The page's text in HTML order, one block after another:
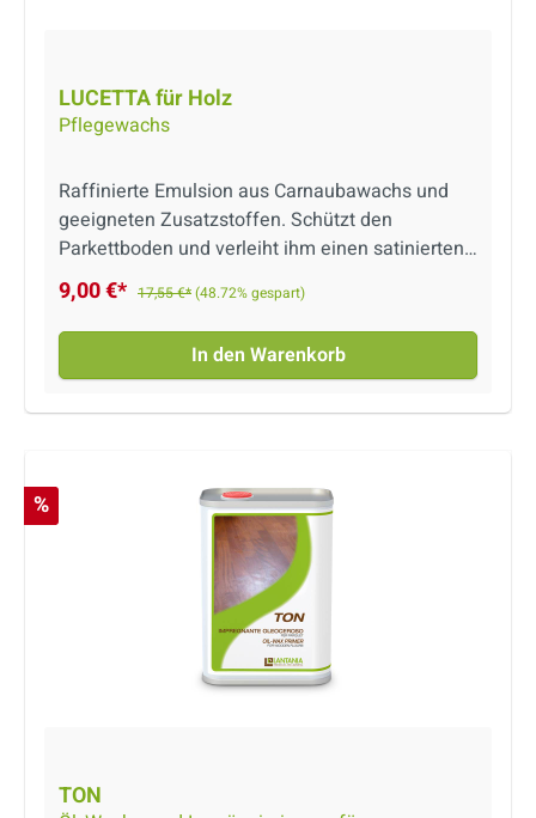
LUCETTA für Holz
Pflegewachs
Raffinierte Emulsion aus Carnaubawachs und
geeigneten Zusatzstoffen. Schützt den
Parkettboden und verleiht ihm einen satinierten
Glanz. Produkt auf Wasserbasis.
9,00 €* 17,55 €*(48.72% gespart)
In den Warenkorb
Rabatt
%
TON